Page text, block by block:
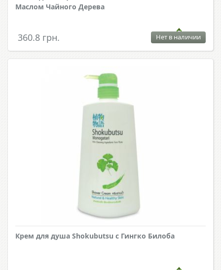
Маслом Чайного Дерева
360.8 грн. Нет в наличии
Крем для душа Shokubutsu с Гингко Билоба